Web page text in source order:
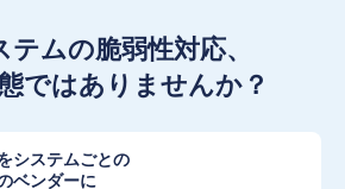
テムの脆弱性対応、
ではありませんか？
システムごとの
ベンダーに